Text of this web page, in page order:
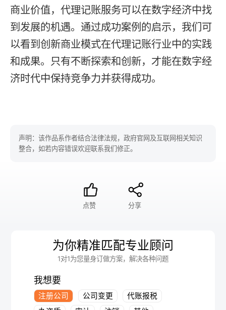
商业价值，代理记账服务可以在数字经济中找
到发展的机遇。通过成功案例的启示，我们可
以看到创新商业模式在代理记账行业中的实践
和成果。只有不断探索和创新，才能在数字经
济时代中保持竞争力并获得成功。
声明：该作品系作者结合法律法规，政府官网及互联网相关知识
整合，如若内容错误欢迎联系我们修正。
点赞 分享
为你精准匹配专业顾问
1对1为您量身订做方案，解决各种问题
我想要
注册公司 公司变更
代账报税